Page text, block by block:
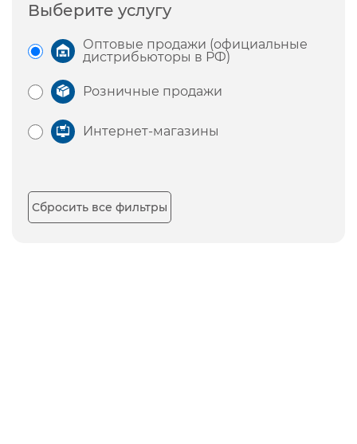
Выберите услугу
Оптовые продажи (официальные
дистрибьюторы в РФ)
Розничные продажи
Интернет-магазины
Сбросить все фильтры